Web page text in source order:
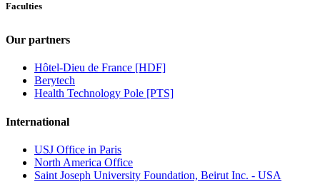
Faculties
Our partners
Hôtel-Dieu de France [HDF]
Berytech
Health Technology Pole [PTS]
International
USJ Office in Paris
North America Office
Saint Joseph University Foundation, Beirut Inc. - USA